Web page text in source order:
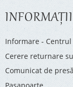
Informare -
Cerere returnare
Comunicat de